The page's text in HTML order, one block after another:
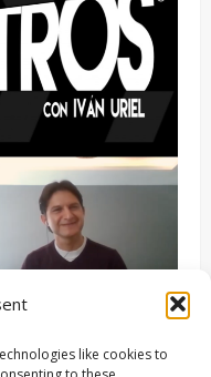
like cookies to
JUAN PATRICIO